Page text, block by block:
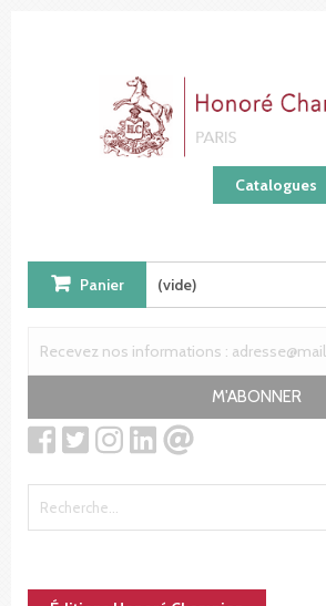
Catalogues
Panier (vide)
M'ABONNER